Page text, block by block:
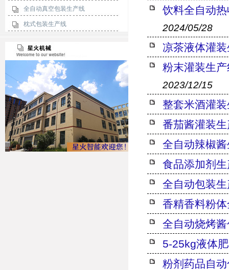
全自动真空包装生产线
枕式包装生产线
饮料全自动
2024/05/28
凉茶液体灌
粉末灌装生
2023/12/15
整套米酒灌
番茄酱灌装
全自动辣椒
食品添加剂
全自动包装
香精香料粉
全自动烧烤
5-25kg液体
粉剂药品自